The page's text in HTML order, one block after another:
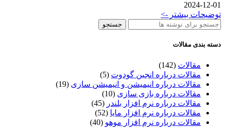
2024-12-01
توضیحات بیشتر ->
جستجو
دسته بندی مقالات
مقالات (142)
مقالات درباره انجین گودوت (5)
مقالات درباره انیمیشن و انیمیشن سازی (19)
مقالات درباره بازی سازی (10)
مقالات درباره نرم افزار بلندر (45)
مقالات درباره نرم افزار مایا (52)
مقالات درباره نرم افزار موهو (40)